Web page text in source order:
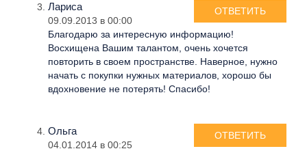
Лариса
09.09.2013 в 00:00
Благодарю за интересную информацию!
Восхищена Вашим талантом, очень хочется
повторить в своем пространстве. Наверное, нужно
начать с покупки нужных материалов, хорошо бы
вдохновение не потерять! Спасибо!
ОТВЕТИТЬ
Ольга
04.01.2014 в 00:25
ОТВЕТИТЬ